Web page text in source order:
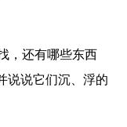
还有哪些东西
说说它们沉、浮的